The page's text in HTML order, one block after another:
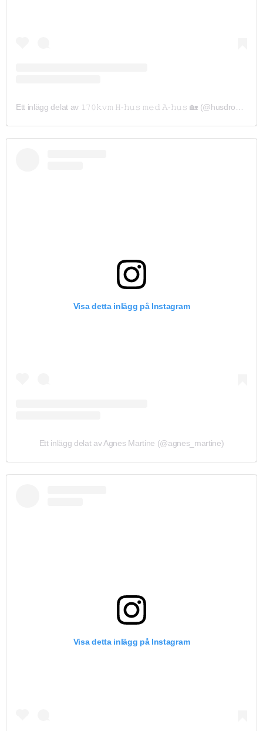
Visa detta inlägg på Instagram
Ett inlägg delat av Agnes Martine (@agnes_martine)
Visa detta inlägg på Instagram